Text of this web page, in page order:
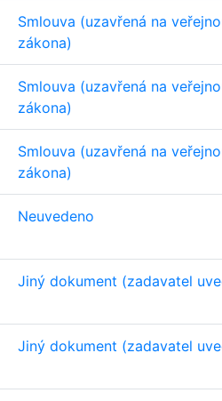
Smlouva (uzavřená na
zákona)
Smlouva (uzavřená na
zákona)
Smlouva (uzavřená na
zákona)
Neuvedeno
Jiný dokument (zadavatel
Jiný dokument (zadavatel